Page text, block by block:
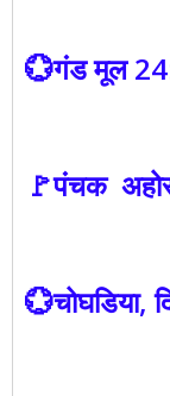
💮गंड मूल
🚩पंचक
💮चोघडिया,